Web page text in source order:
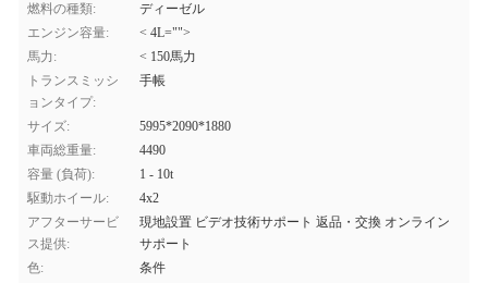
燃料の種類:
ディーゼル
エンジン容量:
< 4L="">
馬力:
< 150馬力
トランスミッシ
ョンタイプ:
手帳
サイズ:
5995*2090*1880
車両総重量:
4490
容量 (負荷):
1 - 10t
駆動ホイール:
4x2
アフターサービ
ス提供:
現地設置 ビデオ技術サポート 返品・交換 オンライン
サポート
色:
条件